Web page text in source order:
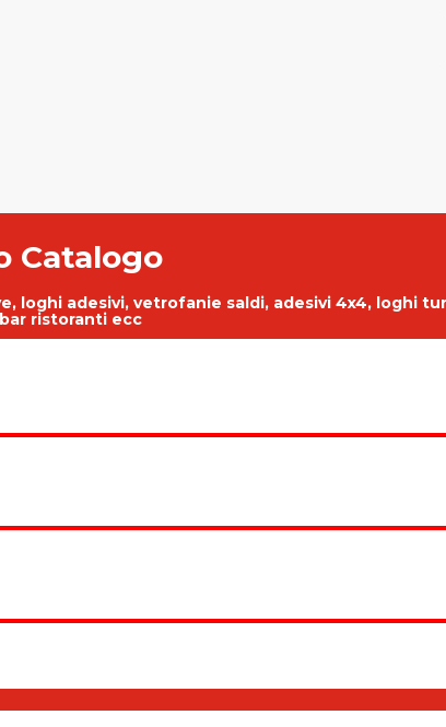
Catalogo
, loghi adesivi,vetrofanie saldi, adesivi 4x4, loghi
ristoranti ecc